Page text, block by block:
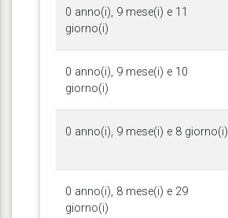
0 anno(i), 9 mese(i) e 11
giorno(i)
0 anno(i), 9 mese(i) e 10
giorno(i)
0 anno(i), 9 mese(i) e 8 giorno(i)
0 anno(i), 8 mese(i) e 29
giorno(i)